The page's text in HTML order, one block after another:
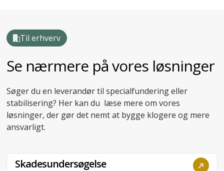
Til erhverv
Se nærmere på vores løsninger
Søger du en leverandør til specialfundering eller
stabilisering? Her kan du læse mere om vores
løsninger, der gør det nemt at bygge klogere og mere
ansvarligt.
Skadesundersøgelse